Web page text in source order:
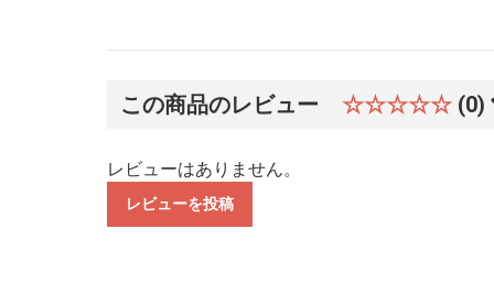
この商品のレビュー ☆☆☆☆☆ (0)
レビューはありません。
レビューを投稿